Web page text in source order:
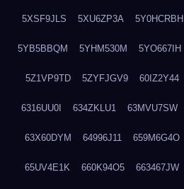
5XSF9JLS 5XU6ZP3A 5Y0HCRBH
5YB5BBQM 5YHM530M 5YO667IH
5Z1VP9TD 5ZYFJGV9 60IZ2Y44
6316UU0I 634ZKLU1 63MVU7SW
63X60DYM 64996J11 659M6G4O
65UV4E1K 660K94O5 663467JW